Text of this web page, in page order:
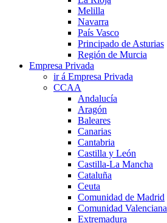
Melilla
Navarra
País Vasco
Principado de Asturias
Región de Murcia
Empresa Privada
ir á Empresa Privada
CCAA
Andalucía
Aragón
Baleares
Canarias
Cantabria
Castilla y León
Castilla-La Mancha
Cataluña
Ceuta
Comunidad de Madrid
Comunidad Valenciana
Extremadura